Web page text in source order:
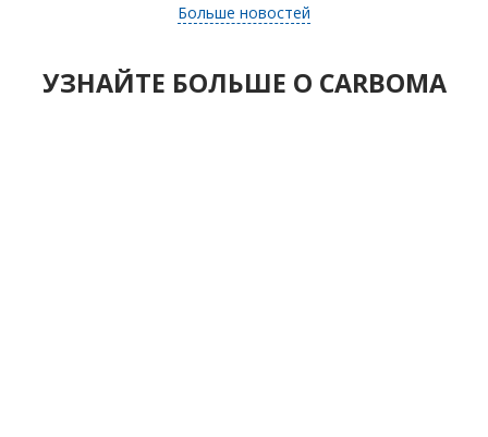
Больше новостей
УЗНАЙТЕ БОЛЬШЕ О CARBOMA